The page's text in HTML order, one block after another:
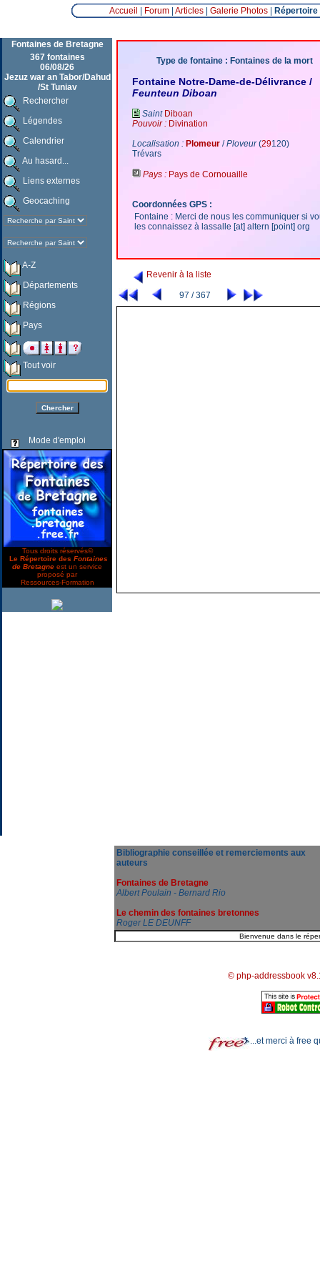
Accueil Forum| Articles| Galerie Photos|
Fontaines de Bretagne
367 fontaines
06/08/26
Jezuz war an Tabor/Dahud
/St Tuniav
Rechercher
Légendes
Calendrier
Au hasard...
Liens externes
Geocaching
A-Z
Départements
Régions
Pays
Tout voir
Mode d'emploi
Tous droits réservés©
Le Répertoire des Fontaines
de Bretagne est un service
proposé par
Ressources-Formation
Type de fontaine : Fontaines de la mort
Fontaine Notre-Dame-de-Délivrance /
Feunteun Diboan
Saint Diboan
Pouvoir : Divination
Localisation : Plomeur /Ploveur(29120)
Trévars
Pays : Pays de Cornouaille
Coordonnées GPS :
Fontaine : Merci de nous les communiquer si
les connaissez à lassalle [at] altern [point] org
Revenir à la liste
97 / 367
Bibliographie conseillée et remerciements aux
auteurs
Fontaines de Bretagne
Albert Poulain - Bernard Rio
Le chemin des fontaines bretonnes
Roger LE DEUNFF
© php-addressbook
...et merci à free